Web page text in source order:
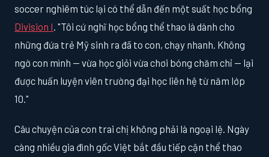
soccer nghiêm túc lại có thể dẫn đến một suất học bổng
Division I . "Tôi cứ nghĩ học bổng thể thao là dành cho
những đứa trẻ Mỹ sinh ra đã to con, chạy nhanh. Không
ngờ con mình — vừa học giỏi vừa chơi bóng chăm chỉ — lại
được huấn luyện viên trường đại học liên hệ từ năm lớp
10."
Câu chuyện của con trai chị không phải là ngoại lệ. Ngày
càng nhiều gia đình gốc Việt bắt đầu tiếp cận thể thao